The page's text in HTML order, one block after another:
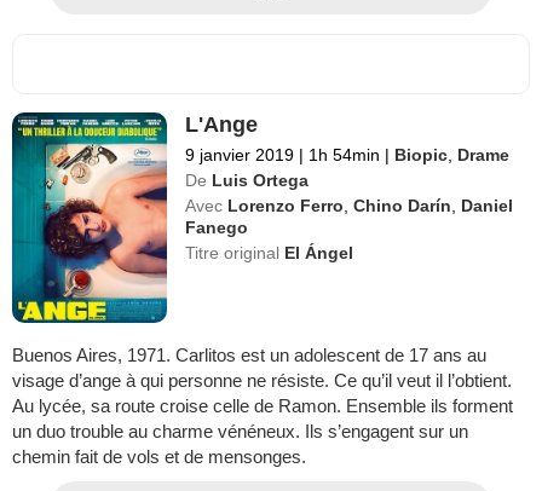
L'Ange
9 janvier 2019 | 1h 54min | Biopic Drame
De Luis Ortega
Avec Lorenzo Ferro ,Chino Darín
Daniel
Fanego
Titre original El Ángel
Buenos Aires, 1971. Carlitos est un adolescent de 17 ans au
visage d’ange à qui personne ne résiste. Ce qu’il veut il l’obtient.
Au lycée, sa route croise celle de Ramon. Ensemble ils forment
un duo trouble au charme vénéneux. Ils s’engagent sur un
chemin fait de vols et de mensonges.